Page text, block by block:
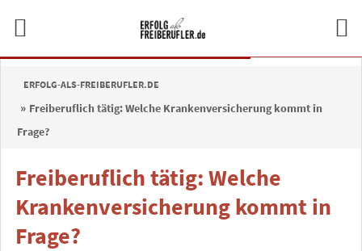
ERFOLG-ALS-FREIBERUFLER.DE
Freiberuflich tätig: Welche Krankenversicherung kommt in
Frage?
Freiberuflich tätig: Welche
Krankenversicherung kommt in
Frage?